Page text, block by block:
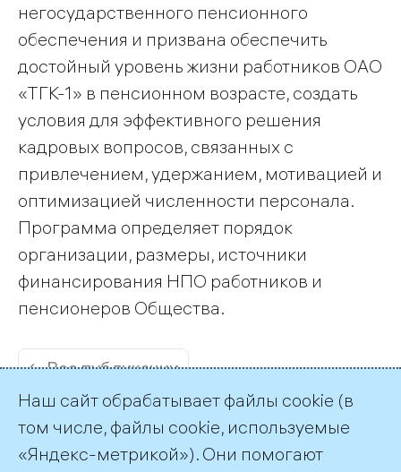
негосударственного пенсионного
обеспечения и призвана обеспечить
достойный уровень жизни работников ОАО
«ТГК-1» в пенсионном возрасте, создать
условия для эффективного решения
кадровых вопросов, связанных с
привлечением, удержанием, мотивацией и
оптимизацией численности персонала.
Программа определяет порядок
организации, размеры, источники
финансирования НПО работников и
пенсионеров Общества.
← Все публикации
Наш сайт обрабатывает файлы cookie (в
том числе, файлы cookie, используемые
«Яндекс-метрикой»). Они помогают